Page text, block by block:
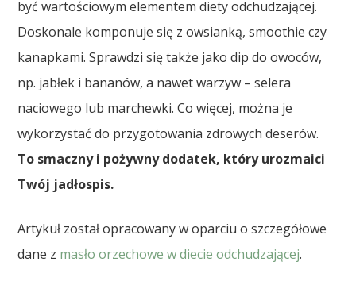
być wartościowym elementem diety odchudzającej.
Doskonale komponuje się z owsianką, smoothie czy
kanapkami. Sprawdzi się także jako dip do owoców,
np. jabłek i bananów, a nawet warzyw – selera
naciowego lub marchewki. Co więcej, można je
wykorzystać do przygotowania zdrowych deserów.
To smaczny i pożywny dodatek, który urozmaici
Twój jadłospis.
Artykuł został opracowany w oparciu o szczegółowe
dane z masło orzechowe w diecie odchudzającej.